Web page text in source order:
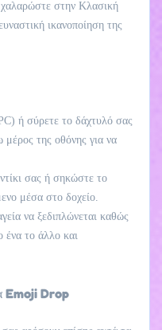
χαλαρώστε στην Κλασική
ικανοποίηση της
ή σύρετε το δάχτυλό σας
μέρος της οθόνης για να
σας ή σηκώστε το
μέσα στο δοχείο.
να ξεδιπλώνεται καθώς
ένα το άλλο και
Emoji Drop